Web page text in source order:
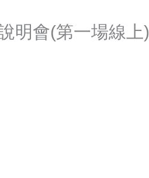
明會(第一場線上)